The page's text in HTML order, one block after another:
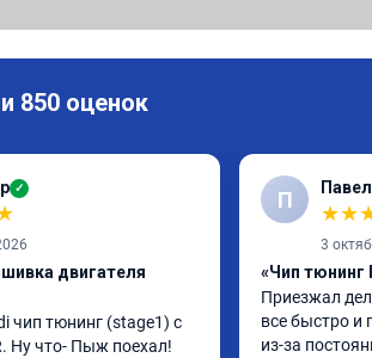
850 оценок
✓
двигателя
чип тюнинг (stage1) с
Ну что- Пыж поехал!
П Павел
★★
3
«Чип тюнинг
Приезжал
все быстро и
из-за